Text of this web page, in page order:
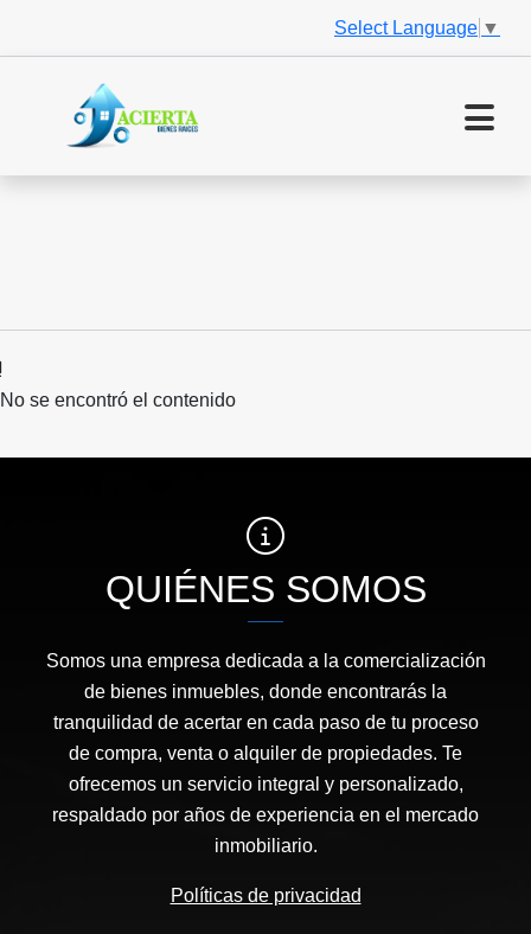
Select Language ▼
No se encontró el contenido
QUIÉNES SOMOS
Somos una empresa dedicada a la comercialización
de bienes inmuebles, donde encontrarás la
tranquilidad de acertar en cada paso de tu proceso
de compra, venta o alquiler de propiedades. Te
ofrecemos un servicio integral y personalizado,
respaldado por años de experiencia en el mercado
inmobiliario.
Políticas de privacidad